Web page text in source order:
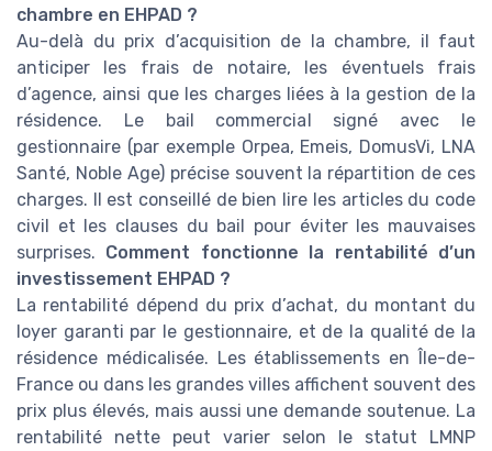
chambre en EHPAD ?
Au-delà du prix d’acquisition de la chambre, il faut
anticiper les frais de notaire, les éventuels frais
d’agence, ainsi que les charges liées à la gestion de la
résidence. Le bail commercial signé avec le
gestionnaire (par exemple Orpea, Emeis, DomusVi, LNA
Santé, Noble Age) précise souvent la répartition de ces
charges. Il est conseillé de bien lire les articles du code
civil et les clauses du bail pour éviter les mauvaises
surprises. Comment fonctionne la rentabilité d’un
investissement EHPAD ?
La rentabilité dépend du prix d’achat, du montant du
loyer garanti par le gestionnaire, et de la qualité de la
résidence médicalisée. Les établissements en Île-de-
France ou dans les grandes villes affichent souvent des
prix plus élevés, mais aussi une demande soutenue. La
rentabilité nette peut varier selon le statut LMNP